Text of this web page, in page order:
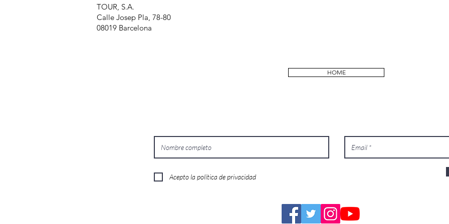
TOUR, S.A.
Calle Josep Pla, 78-80
08019 Barcelona
HOME
Acepto la política de privacidad